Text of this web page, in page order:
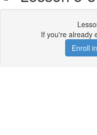
If you're already
Enroll